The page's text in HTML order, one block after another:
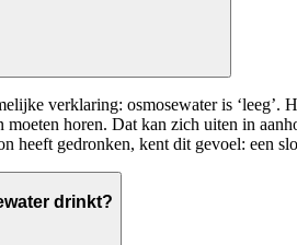
verklaring: osmosewater is
horen. Dat kan zich uiten in
heeft gedronken, kent dit gevoel: een
drinkt?